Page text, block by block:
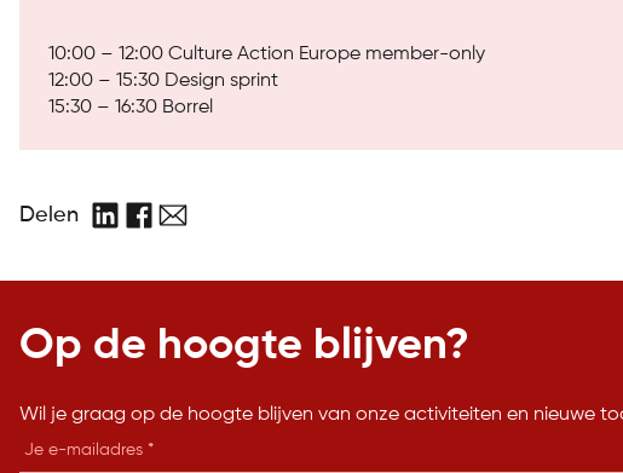
10:00 – 12:00 Culture Action Europe member-only
12:00 – 15:30 Design sprint
15:30 – 16:30 Borrel
Delen
LinkedInFacebook
E-
Op de hoogte blijven?
Wil je graag op de hoogte blijven van onze activiteiten en nieuwe
E-